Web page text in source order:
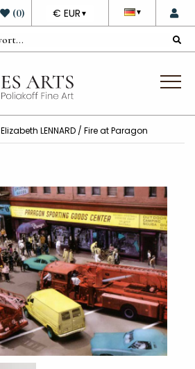
▼
DEVISE
€ EUR ▼
(0)
Elizabeth LENNARD / Fire at Paragon